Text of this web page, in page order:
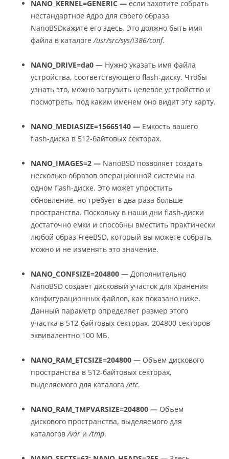
NANO_KERNEL=GENERIC — если захотите собрать
нестандартное ядро для своего образа
NanoBSDкажите его здесь. Это должно быть имя
файла в каталоге/usr/src/sys/i386/conf.
NANO_DRIVE=da0 — Нужно указать имя файла
устройства, соответствующего flash-диску. Чтобы
узнать это, можно загрузить целевое устройство и
посмотреть, под каким именем оно видит эту карту.
NANO_MEDIASIZE=15665140 — Емкость вашего
flash-диска в 512-байтовых секторах.
NANO_IMAGES=2 — NanoBSD позволяет создать
несколько образов операционной системы на
одном flash-диске. Это может упростить
обновление, но требует в два раза больше
пространства. Поскольку в наши дни flash-диски
достаточно емки и способны вместить практически
любой образ FreeBSD, который вы можете собрать,
можно и не изменять это значение.
NANO_CONFSIZE=204800 — Дополнительно
NanoBSD создает дисковый участок для хранения
конфигурационных файлов, как показано ниже.
Данный параметр определяет размер этого
участка в 512-байтовых секторах. 204800 секторов
эквивалентно 100 МБ.
NANO_RAM_ETCSIZE=204800 — Объем дискового
пространства в 512-байтовых секторах,
выделяемого для каталога/etc.
NANO_RAM_TMPVARSIZE=204800 — Объем
дискового пространства, выделяемого для
каталогов/var и/tmp.